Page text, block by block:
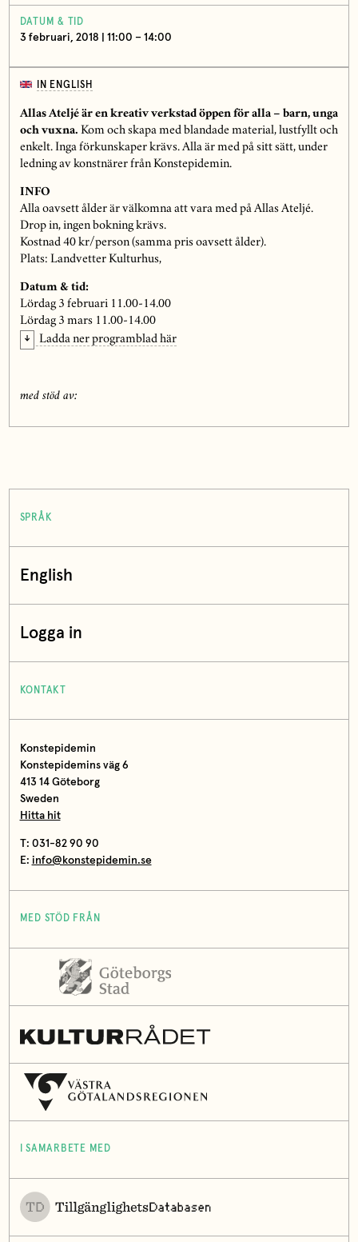
DATUM & TID
3 februari, 2018 | 11:00 – 14:00
IN ENGLISH
Allas Ateljé är en kreativ verkstad öppen för alla – barn, unga
och vuxna. Kom och skapa med blandade material, lustfyllt och
enkelt. Inga förkunskaper krävs. Alla är med på sitt sätt, under
ledning av konstnärer från Konstepidemin.
INFO
Alla oavsett ålder är välkomna att vara med på Allas Ateljé.
Drop in, ingen bokning krävs.
Kostnad 40 kr/person (samma pris oavsett ålder).
Plats: Landvetter Kulturhus,
Datum & tid:
Lördag 3 februari 11.00-14.00
Lördag 3 mars 11.00-14.00
Ladda ner programblad här
med stöd av:
SPRÅK
English
Logga in
KONTAKT
Konstepidemin
Konstepidemins väg 6
413 14 Göteborg
Sweden
Hitta hit
T: 031-82 90 90
E: info@konstepidemin.se
MED STÖD FRÅN
I SAMARBETE MED